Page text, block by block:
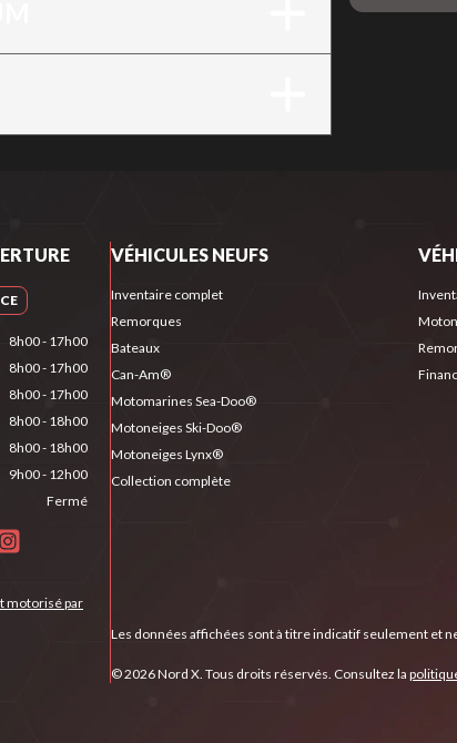
8h00 - 17h00
8h00 - 17h00
8h00 - 17h00
8h00 - 18h00
8h00 - 18h00
9h00 - 12h00
Fermé
motorisé par
VÉHICULES NEUFS
Inventaire complet
Remorques
Bateaux
Can-Am®
Motomarines Sea-Doo®
Motoneiges Ski-Doo®
Motoneiges Lynx®
Collection complète
Les données affichées sont à titre indicatif seulement et
© 2026 Nord X. Tous droits réservés. Consultez la